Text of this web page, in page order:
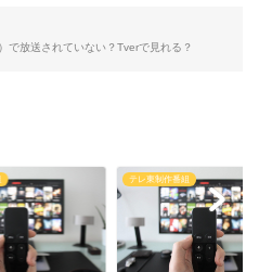
で放送されていない？Tverで見れる？
テレ東制作番組